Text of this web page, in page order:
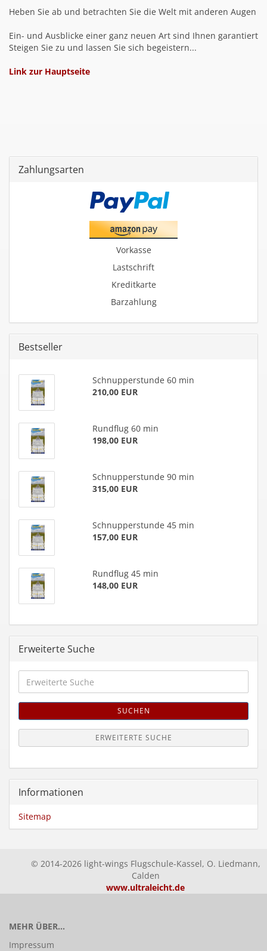
Heben Sie ab und betrachten Sie die Welt mit anderen Augen
Ein- und Ausblicke einer ganz neuen Art sind Ihnen garantiert
Steigen Sie zu und lassen Sie sich begeistern...
Link zur Hauptseite
Zahlungsarten
Vorkasse
Lastschrift
Kreditkarte
Barzahlung
Bestseller
Schnup­per­stun­de 60 min
210,00 EUR
Rund­flug 60 min
198,00 EUR
Schnup­per­stun­de 90 min
315,00 EUR
Schnup­per­stun­de 45 min
157,00 EUR
Rund­flug 45 min
148,00 EUR
Erweiterte Suche
Suche
SUCHEN
ERWEITERTE SUCHE
Informationen
Sitemap
© 2014-2026 light-wings Flugschule-Kassel, O. Liedmann,
Calden
www.ultraleicht.de
MEHR ÜBER...
Impressum